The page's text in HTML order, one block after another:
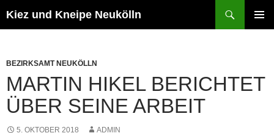
Inhalt
Kiez und Kneipe Neukölln
BEZIRKSAMT NEUKÖLLN
MARTIN HIKEL BERICHTET
ÜBER SEINE ARBEIT
5. OKTOBER 2018 ADMIN